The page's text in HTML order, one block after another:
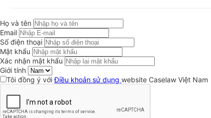
Họ và tên
Email
Số điện thoại
Mật khẩu
Xác nhận mật khẩu
Giới tính
Tôi đồng ý vớiĐiều khoản sử dụng website Caselaw Việt Nam